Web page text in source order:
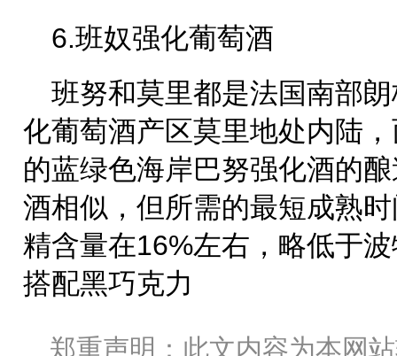
6.班奴强化葡萄酒
班努和莫里都是法国南部
化葡萄酒产区莫里地处内陆
的蓝绿色海岸巴努强化酒的
酒相似，但所需的最短成熟
精含量在16%左右，略低于
搭配黑巧克力
郑重声明：此文内容为本网